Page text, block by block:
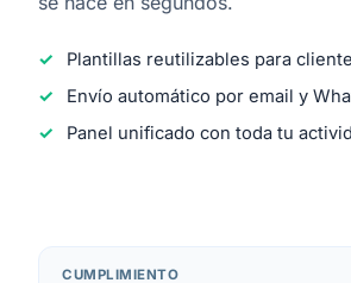
Plantillas reutilizables para
Envío automático por email y
Panel unificado con toda tu
CUMPLIMIENTO